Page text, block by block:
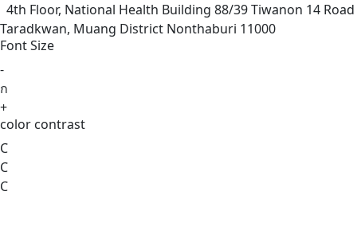
4th Floor, National Health Building 88/39 Tiwanon 14 Road
Taradkwan, Muang District Nonthaburi 11000
Font Size
-
ก
+
color contrast
C
C
C